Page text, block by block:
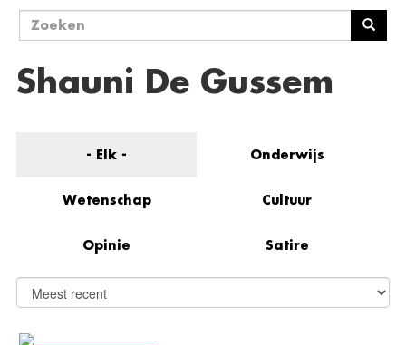
Zoekveld
Shauni De Gussem
- Elk - Onderwijs
Wetenschap Cultuur
Opinie Satire